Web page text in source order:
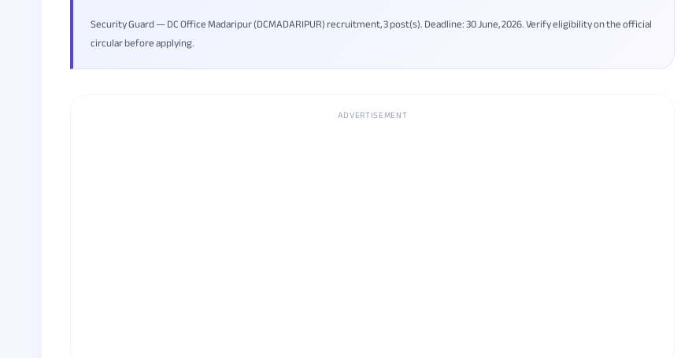
Security Guard — DC Office Madaripur (DCMADARIPUR) recruitment, 3 post(s). Deadline: 30 June, 2026. Verify eligibility on the official
circular before applying.
ADVERTISEMENT